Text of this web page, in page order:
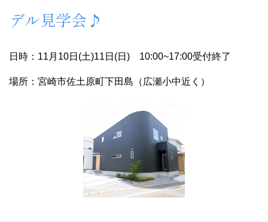
デル見学会♪
日時：11月10日(土)11日(日) 10:00~17:00受付終了
場所：宮崎市佐土原町下田島（広瀬小中近く）